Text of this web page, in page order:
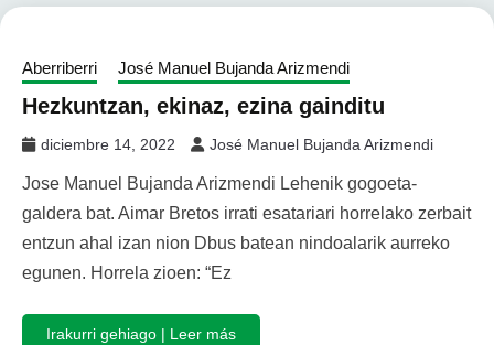
Aberriberri José Manuel Bujanda Arizmendi
Hezkuntzan, ekinaz, ezina gainditu
diciembre 14, 2022 José Manuel Bujanda Arizmendi
Jose Manuel Bujanda Arizmendi Lehenik gogoeta-
galdera bat. Aimar Bretos irrati esatariari horrelako zerbait
entzun ahal izan nion Dbus batean nindoalarik aurreko
egunen. Horrela zioen: “Ez
Irakurri gehiago | Leer más